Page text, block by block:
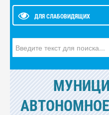
ДЛЯ СЛАБОВИДЯЩИХ